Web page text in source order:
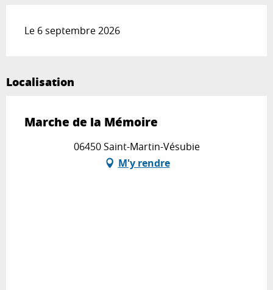
Le 6 septembre 2026
Localisation
Marche de la Mémoire
06450 Saint-Martin-Vésubie
M'y rendre